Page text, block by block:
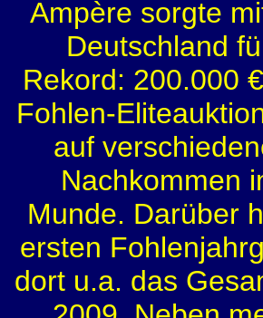
Ampère sorgte
Deutschland
Rekord: 200.000
Fohlen-
auf
Nachkommen
Munde. Darüber
ersten
dort u.a. das